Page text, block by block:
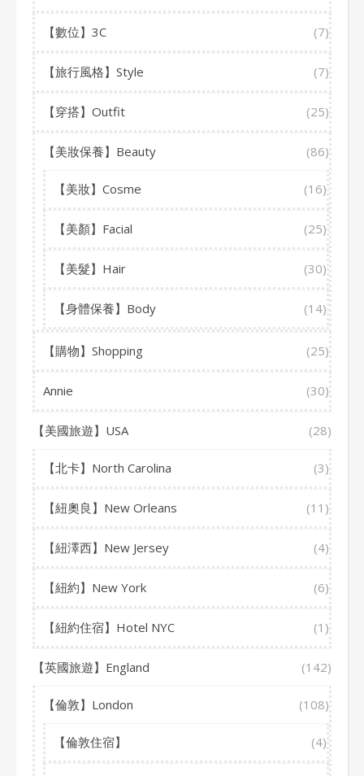
【數位】3C (7)
【旅行風格】Style (7)
【穿搭】Outfit (25)
【美妝保養】Beauty (86)
【美妝】Cosme (16)
【美顏】Facial (25)
【美髮】Hair (30)
【身體保養】Body (14)
【購物】Shopping (25)
Annie (30)
【美國旅遊】USA (28)
【北卡】North Carolina (3)
【紐奧良】New Orleans (11)
【紐澤西】New Jersey (4)
【紐約】New York (6)
【紐約住宿】Hotel NYC (1)
【英國旅遊】England (142)
【倫敦】London (108)
【倫敦住宿】 (4)